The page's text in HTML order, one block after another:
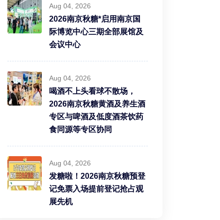
Aug 04, 2026
2026南京秋糖*启用南京国
际博览中心三期全部展馆及
会议中心
Aug 04, 2026
喝酒不上头看球不散场，
2026南京秋糖黄酒及养生酒
专区与啤酒及低度酒茶饮药
食同源等专区协同
Aug 04, 2026
发糖啦！2026南京秋糖预登
记免票入场提前登记抢占观
展先机